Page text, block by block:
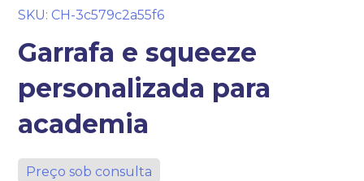
SKU: CH-3c579c2a55f6
Garrafa e squeeze
personalizada para
academia
Preço sob consulta